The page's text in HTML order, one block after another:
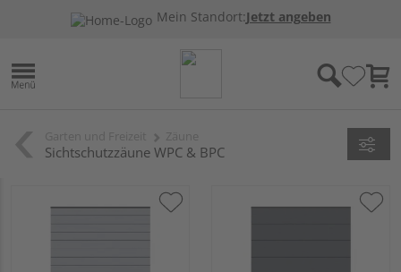
Mein Standort:Jetzt angeben
Sichtschutzzäune WPC & BPC